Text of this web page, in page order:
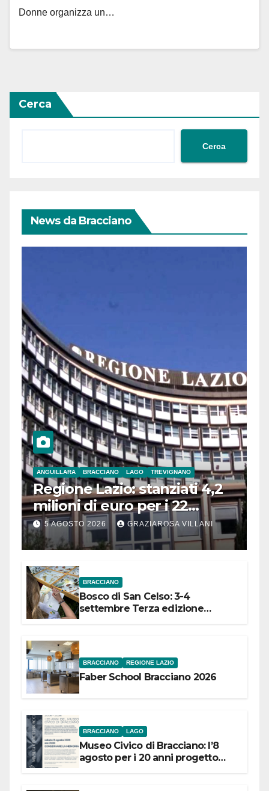
Donne organizza un…
Cerca
Cerca
News da Bracciano
ANGUILLARA BRACCIANO LAGO TREVIGNANO
Regione Lazio: stanziati 4,2
milioni di euro per i 22
Comuni dell’Etruria
Meridionale
5 AGOSTO 2026 GRAZIAROSA VILLANI
BRACCIANO
Bosco di San Celso: 3-4
settembre Terza edizione
BRACCIANO REGIONE LAZIO
Faber School Bracciano 2026
BRACCIANO LAGO
Museo Civico di Bracciano: l’8
agosto per i 20 anni progetto